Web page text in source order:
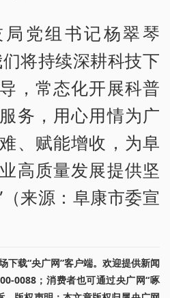
党组书记杨翠琴
将持续深耕科技下
，常态化开展科普
务，用心用情为广
、赋能增收，为阜
高质量发展提供坚
来源：阜康市委宣
下载“央广网”客户端。欢迎提供新闻
0088；消费者也可通过央广网“啄